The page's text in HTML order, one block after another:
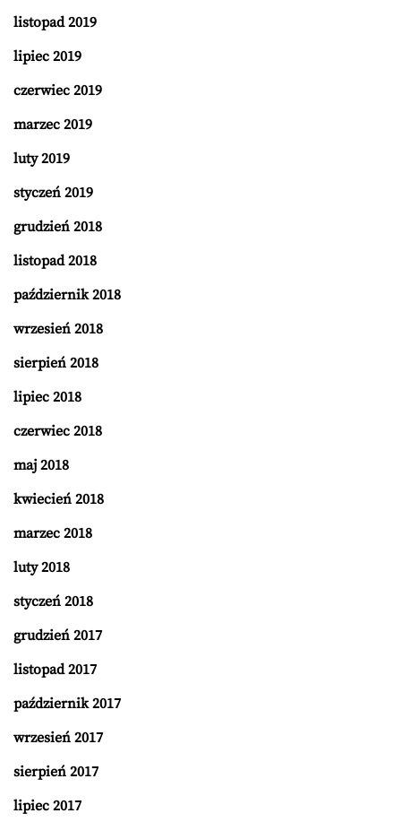
listopad 2019
lipiec 2019
czerwiec 2019
marzec 2019
luty 2019
styczeń 2019
grudzień 2018
listopad 2018
październik 2018
wrzesień 2018
sierpień 2018
lipiec 2018
czerwiec 2018
maj 2018
kwiecień 2018
marzec 2018
luty 2018
styczeń 2018
grudzień 2017
listopad 2017
październik 2017
wrzesień 2017
sierpień 2017
lipiec 2017